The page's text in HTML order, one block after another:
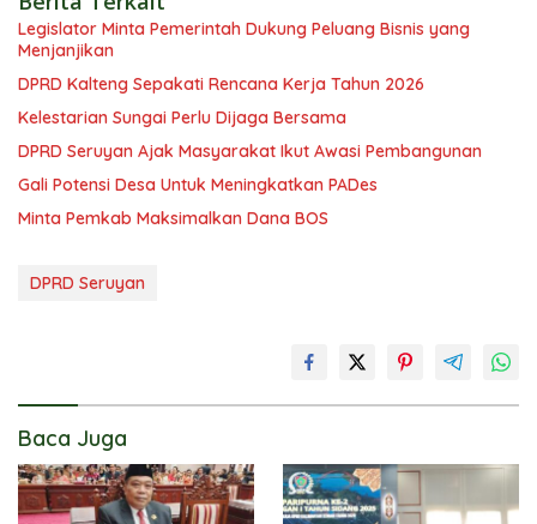
Legislator Minta Pemerintah Dukung Peluang Bisnis yang
Menjanjikan
DPRD Kalteng Sepakati Rencana Kerja Tahun 2026
Kelestarian Sungai Perlu Dijaga Bersama
DPRD Seruyan Ajak Masyarakat Ikut Awasi Pembangunan
Gali Potensi Desa Untuk Meningkatkan PADes
Minta Pemkab Maksimalkan Dana BOS
DPRD Seruyan
Baca Juga